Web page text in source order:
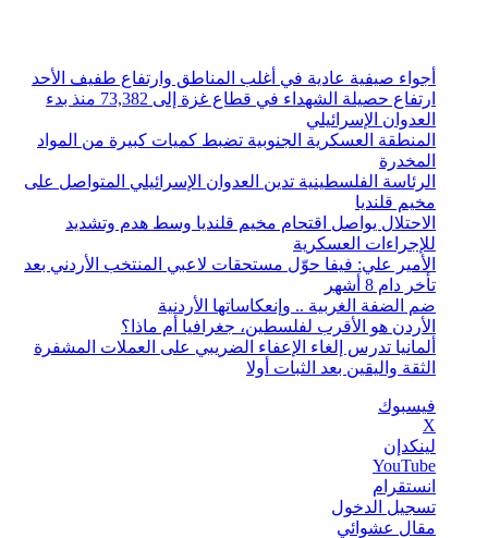
أجواء صيفية عادية في أغلب المناطق وارتفاع طفيف الأحد
ارتفاع حصيلة الشهداء في قطاع غزة إلى 73,382 منذ بدء
العدوان الإسرائيلي
المنطقة العسكرية الجنوبية تضبط كميات كبيرة من المواد
المخدرة
الرئاسة الفلسطينية تدين العدوان الإسرائيلي المتواصل على
مخيم قلنديا
الاحتلال يواصل اقتحام مخيم قلنديا وسط هدم وتشديد
للإجراءات العسكرية
الأمير علي: فيفا حوّل مستحقات لاعبي المنتخب الأردني بعد
تأخر دام 8 أشهر
ضم الضفة الغربية .. وإنعكاساتها الأردنية
الأردن هو الأقرب لفلسطين، جغرافيا أم ماذا؟
ألمانيا تدرس إلغاء الإعفاء الضريبي على العملات المشفرة
الثقة واليقين بعد الثبات أولا
فيسبوك
‫X
لينكدإن
‫YouTube
انستقرام
تسجيل الدخول
مقال عشوائي